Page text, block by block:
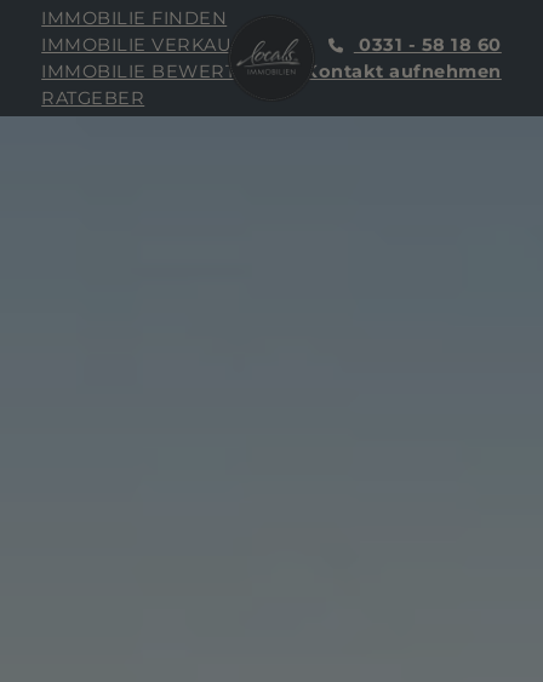
IMMOBILIE FINDEN
IMMOBILIE VERKAUFEN
IMMOBILIE BEWERTEN
RATGEBER
0331 - 58 18 60
Kontakt aufnehmen